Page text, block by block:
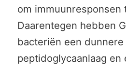
om immuunresponsen
Daarentegen hebben
bacteriën een dunnere
peptidoglycaanlaag en